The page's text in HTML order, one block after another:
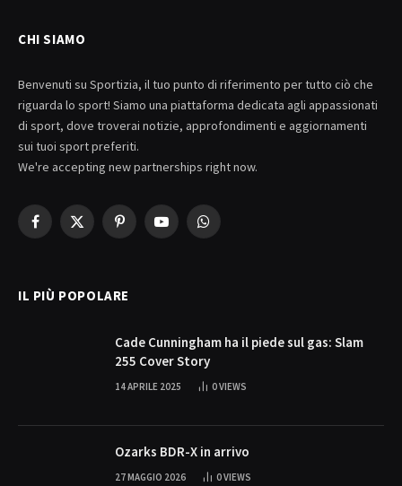
CHI SIAMO
Benvenuti su Sportizia, il tuo punto di riferimento per tutto ciò che
riguarda lo sport! Siamo una piattaforma dedicata agli appassionati
di sport, dove troverai notizie, approfondimenti e aggiornamenti
sui tuoi sport preferiti.
We're accepting new partnerships right now.
Facebook
X
PinterestYouTubeWhatsApp
IL PIÙ POPOLARE
Cade Cunningham ha il piede sul gas: Slam
255 Cover Story
14 APRILE 2025 0VIEWS
Ozarks BDR-X in arrivo
27 MAGGIO 2026 0VIEWS